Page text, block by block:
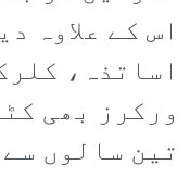
اس کے علاوہ
اساتذہ،
ورکرز بھی
تین سالوں